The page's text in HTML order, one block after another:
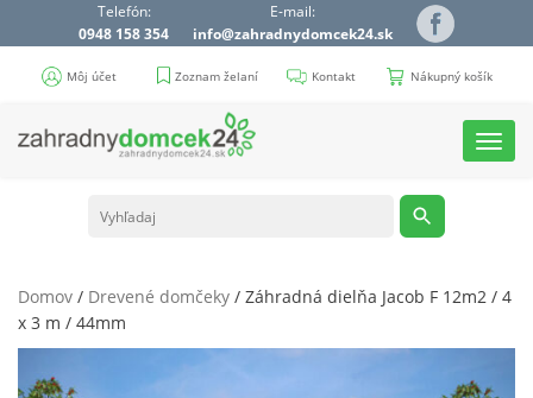
Telefón:
0948 158 354
E-mail:
info@zahradnydomcek24.sk
Môj účet Zoznam želaní Kontakt Nákupný košík
Toggle
Domov / Drevené domčeky / Záhradná dielňa Jacob F 12m2 / 4
x 3 m / 44mm